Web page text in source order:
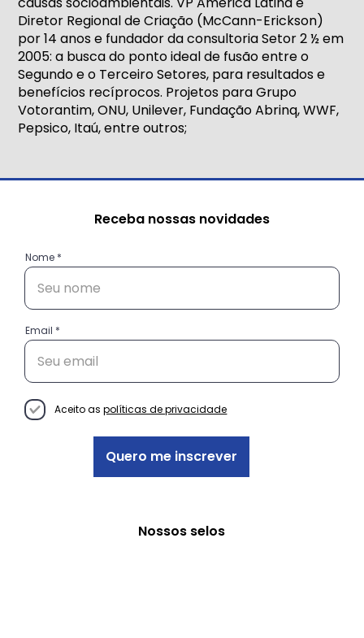
Diretor Regional de Criação (McCann-Erickson)
por 14 anos e fundador da consultoria Setor 2 ½ em
2005: a busca do ponto ideal de fusão entre o
Segundo e o Terceiro Setores, para resultados e
benefícios recíprocos. Projetos para Grupo
Votorantim, ONU, Unilever, Fundação Abrinq, WWF,
Pepsico, Itaú, entre outros;
Receba nossas novidades
Nome
Email
Aceito as políticas de privacidade
Quero me inscrever
Nossos selos